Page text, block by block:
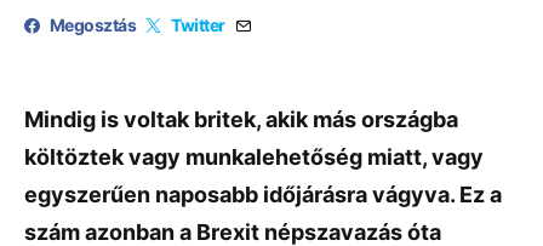
Megosztás Twitter
Mindig is voltak britek, akik más országba
költöztek vagy munkalehetőség miatt, vagy
egyszerűen naposabb időjárásra vágyva. Ez a
szám azonban a Brexit népszavazás óta